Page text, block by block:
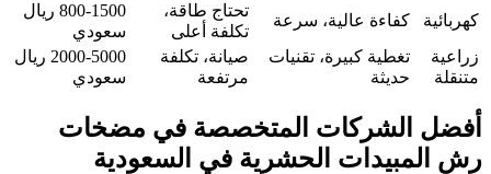
كهربائية
كفاءة عالية، سرعة
تحتاج طاقة،
تكلفة أعلى
800-1500 ريال
سعودي
زراعية
متنقلة
تغطية كبيرة، تقنيات
حديثة
صيانة، تكلفة
مرتفعة
2000-5000 ريال
سعودي
أفضل الشركات المتخصصة في مضخات
رش المبيدات الحشرية في السعودية